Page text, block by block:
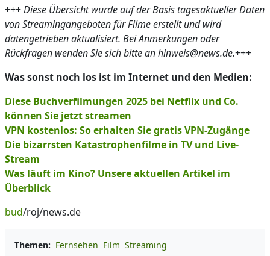
+++Diese Übersicht wurde auf der Basis tagesaktueller Daten
von Streamingangeboten für Filme erstellt und wird
datengetrieben aktualisiert. Bei Anmerkungen oder
Rückfragen wenden Sie sich bitte an hinweis@news.de.+++
Was sonst noch los ist im Internet und den Medien:
Diese Buchverfilmungen 2025 bei Netflix und Co.
können Sie jetzt streamen
VPN kostenlos: So erhalten Sie gratis VPN-Zugänge
Die bizarrsten Katastrophenfilme in TV und Live-
Stream
Was läuft im Kino? Unsere aktuellen Artikel im
Überblick
bud/roj/news.de
Themen: Fernsehen Film Streaming